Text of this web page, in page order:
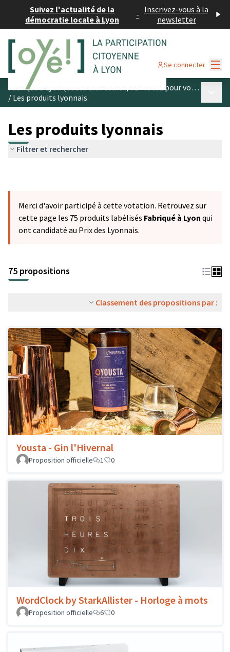
Suivez l'actualité de la
démocratie locale à Lyon
- Inscrivez-vous à la
newsletter
Se connecter
Fabriqué à Lyon (et ses alentours !) #1 : votez pour vos produits préférés
/ Les produits lyonnais
Les produits lyonnais
Filtrer et rechercher
Merci d'avoir participé à cette votation. Retrouvez sur
cette page les 75 produits labélisés Fabriqué à Lyon qui
ont candidaté au Prix des Lyonnais.
75 propositions
Classement des propositions par :
Yousta - Gin l'Hivernal
Proposition officielle 1 0
WordClock by StarkAllister - Horloge à mots
Proposition officielle 6 0